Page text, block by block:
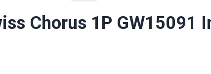
Chorus 1P GW15091